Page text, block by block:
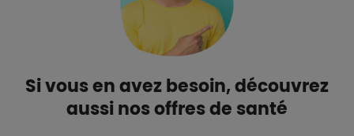
Si vous en avez besoin, découvrez
aussi nos offres de santé